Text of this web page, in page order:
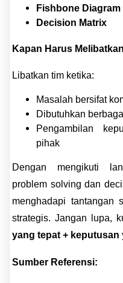
Fishbone Diagram
Decision Matrix
Kapan Harus
Libatkan tim ketika:
Masalah bersifat
Dibutuhkan
Pengambilan
pihak
Dengan mengikuti
problem solving dan
menghadapi tantangan
strategis. Jangan lupa,
yang tepat +
Sumber Referensi: